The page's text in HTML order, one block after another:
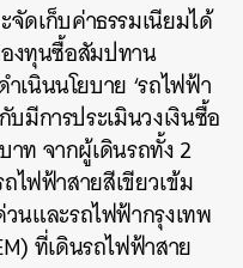
ดเก็บค่าธรรมเนียมได้
องทุนซื้อสัมปทาน
เนินนโยบาย ‘รถไฟฟ้า
มีการประเมินวงเงินซื้อ
ท จากผู้เดินรถทั้ง 2
ไฟฟ้าสายสีเขียวเข้ม
นและรถไฟฟ้ากรุงเทพ
ที่เดินรถไฟฟ้าสาย